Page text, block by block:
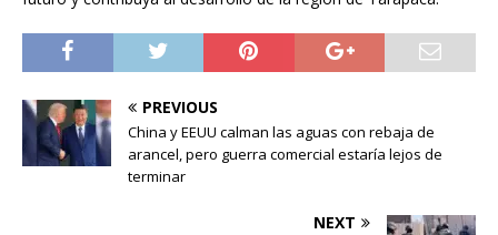
PREVIOUS
China y EEUU calman las aguas con rebaja de
arancel, pero guerra comercial estaría lejos de
terminar
NEXT